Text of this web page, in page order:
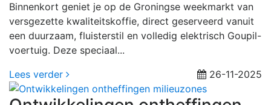
Binnenkort geniet je op de Groningse weekmarkt van
versgezette kwaliteitskoffie, direct geserveerd vanuit
een duurzaam, fluisterstil en volledig elektrisch Goupil-
voertuig. Deze speciaal...
Lees verder
26-11-2025